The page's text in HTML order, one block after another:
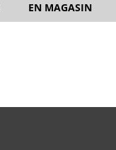
EN MAGASIN